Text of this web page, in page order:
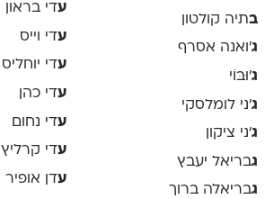
בתיה קולטון
ג'ואנה אסרף
ג'וּבּוֹי
ג׳ני לומלסקי
ג׳ני ציקון
גבריאל יעבץ
גבריאלה ברוך
עדי בראון
עדי וייס
עדי יוחליס
עדי כהן
עדי נחום
עדי קרליץ
עדן אופיר